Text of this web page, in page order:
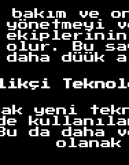
ve
olur.
düük
yeni
Bu da